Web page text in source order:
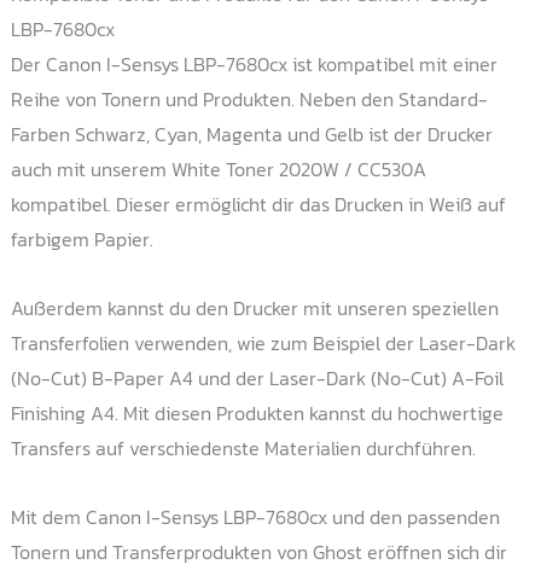
LBP-7680cx
Der Canon I-Sensys LBP-7680cx ist kompatibel mit einer
Reihe von Tonern und Produkten. Neben den Standard-
Farben Schwarz, Cyan, Magenta und Gelb ist der Drucker
auch mit unserem White Toner 2020W / CC530A
kompatibel. Dieser ermöglicht dir das Drucken in Weiß auf
farbigem Papier.
Außerdem kannst du den Drucker mit unseren speziellen
Transferfolien verwenden, wie zum Beispiel der Laser-Dark
(No-Cut) B-Paper A4 und der Laser-Dark (No-Cut) A-Foil
Finishing A4. Mit diesen Produkten kannst du hochwertige
Transfers auf verschiedenste Materialien durchführen.
Mit dem Canon I-Sensys LBP-7680cx und den passenden
Tonern und Transferprodukten von Ghost eröffnen sich dir